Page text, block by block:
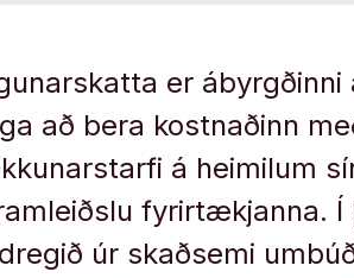
er
að bera kostnaðinn
á heimilum
fyrirtækjanna. Í
úr skaðsemi